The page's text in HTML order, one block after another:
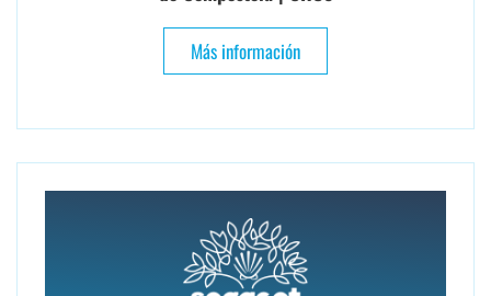
Más información